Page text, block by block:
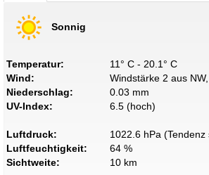
Sonnig
Temperatur:
11° C - 20.1° C
Wind:
Windstärke 2 aus
Niederschlag:
0.03 mm
UV-Index:
6.5 (hoch)
Luftdruck:
1022.6 hPa (Tendenz
Luftfeuchtigkeit:
64 %
Sichtweite:
10 km